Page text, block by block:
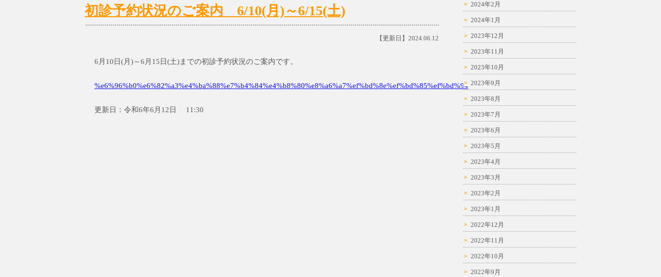
初診予約状況のご案内 6/10(月)～6/15(土)
【更新日】2024.06.12
6月10日(月)～6月15日(土)までの初診予約状況のご案内です。
%e6%96%b0%e6%82%a3%e4%ba%88%e7%b4%84%e4%b8%80%e8%a6%a7%ef%bd%8e%ef%bd%85%ef%bd%94
更新日：令和6年6月12日 11:30
2024年2月
2024年1月
2023年12月
2023年11月
2023年10月
2023年9月
2023年8月
2023年7月
2023年6月
2023年5月
2023年4月
2023年3月
2023年2月
2023年1月
2022年12月
2022年11月
2022年10月
2022年9月